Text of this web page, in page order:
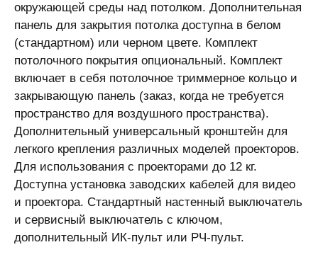
окружающей среды над потолком. Дополнительная
панель для закрытия потолка доступна в белом
(стандартном) или черном цвете. Комплект
потолочного покрытия опциональный. Комплект
включает в себя потолочное триммерное кольцо и
закрывающую панель (заказ, когда не требуется
пространство для воздушного пространства).
Дополнительный универсальный кронштейн для
легкого крепления различных моделей проекторов.
Для использования с проекторами до 12 кг.
Доступна установка заводских кабелей для видео
и проектора. Стандартный настенный выключатель
и сервисный выключатель с ключом,
дополнительный ИК-пульт или РЧ-пульт.